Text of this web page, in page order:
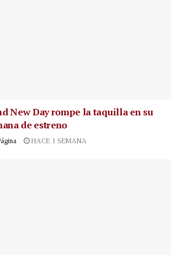
New Day rompe la taquilla en su
de estreno
HACE 1 SEMANA